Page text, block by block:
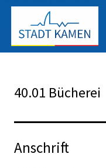
Zum Hauptinhalt springen
Zum Header
Zum Hauptinhalt
Zum Footer
40.01 Bücherei
Anschrift